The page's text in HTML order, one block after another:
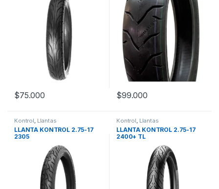
$75.000 $99.000
Kontrol, Llantas
LLANTA KONTROL 2.75-17
2305
Kontrol, Llantas
LLANTA KONTROL 2.75-17
2400+ TL